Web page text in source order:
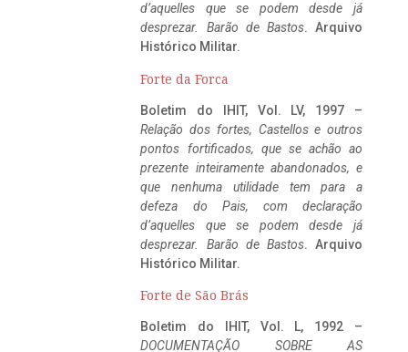
d’aquelles que se podem desde já
desprezar. Barão de Bastos. Arquivo
Histórico Militar.
Forte da Forca
Boletim do IHIT, Vol. LV, 1997 –
Relação dos fortes, Castellos e outros
pontos fortificados, que se achão ao
prezente inteiramente abandonados, e
que nenhuma utilidade tem para a
defeza do Pais, com declaração
d’aquelles que se podem desde já
desprezar. Barão de Bastos. Arquivo
Histórico Militar.
Forte de São Brás
Boletim do IHIT, Vol. L, 1992 –
DOCUMENTAÇÃO SOBRE AS